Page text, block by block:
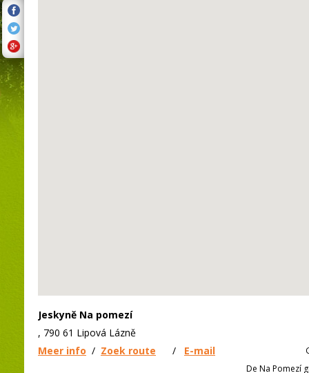
Jeskyně Na pomezí
, 790 61 Lipová Lázně
Meer info / Zoek route / E-mail
De Na Pomezí